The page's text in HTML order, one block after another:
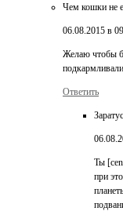
Чем кошки не
06.08.2015 в
Желаю чтобы
Ответить
Ты
при